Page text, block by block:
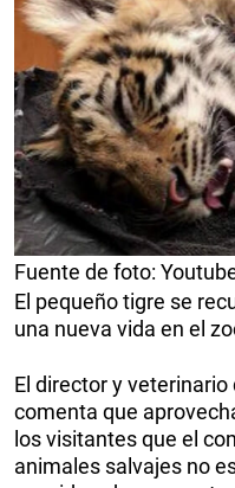
Fuente de foto:
El pequeño tigre se
una nueva vida en el
El director y
comenta que
los visitantes que el
animales salvajes no